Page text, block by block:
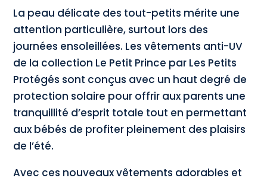
La peau délicate des tout-petits mérite une
attention particulière, surtout lors des
journées ensoleillées. Les vêtements anti-UV
de la collection Le Petit Prince par Les Petits
Protégés sont conçus avec un haut degré de
protection solaire pour offrir aux parents une
tranquillité d’esprit totale tout en permettant
aux bébés de profiter pleinement des plaisirs
de l’été.
Avec ces nouveaux vêtements adorables et